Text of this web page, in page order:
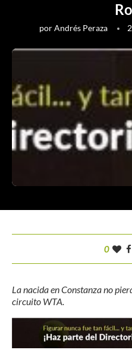
porAndrés Peraza
0
La nacida en Constanza no
circuito WTA.